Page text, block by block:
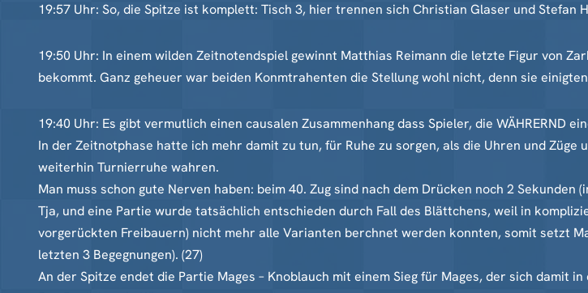
19:57 Uhr: So, die Spitze ist komplett: Tisch 3, hier trennen sich Christian Glaser und Stefan
19:50 Uhr: In einem wilden Zeitnotendspiel gewinnt Matthias Reimann die letzte Figur von
bekommt. Ganz geheuer war beiden Konmtrahenten die Stellung wohl nicht, denn sie
19:40 Uhr: Es gibt vermutlich einen causalen Zusammenhang dass Spieler, die
In der Zeitnotphase hatte ich mehr damit zu tun, für Ruhe zu sorgen, als die Uhren und
weiterhin Turnierruhe wahren.
Man muss schon gute Nerven haben: beim 40. Zug sind nach dem Drücken noch 2 Sekunden
Tja, und eine Partie wurde tatsächlich entschieden durch Fall des Blättchens, weil in
vorgerückten Freibauern) nicht mehr alle Varianten berchnet werden konnten, somit setzt
letzten 3 Begegnungen). (27)
An der Spitze endet die Partie Mages – Knoblauch mit einem Sieg für Mages, der sich damit